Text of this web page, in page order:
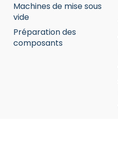
Machines de mise sous
vide
Préparation des
composants